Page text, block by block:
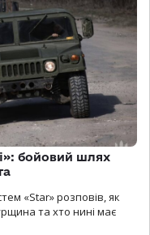
бойовий шлях
«Star» розповів, як
та хто нині має